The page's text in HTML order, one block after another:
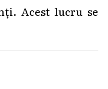
Acest lucru se